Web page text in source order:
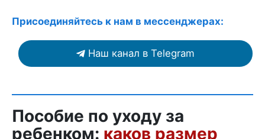
Присоединяйтесь к нам в мессенджерах:
Наш канал в Telegram
Пособие по уходу за
ребенком: каков размер